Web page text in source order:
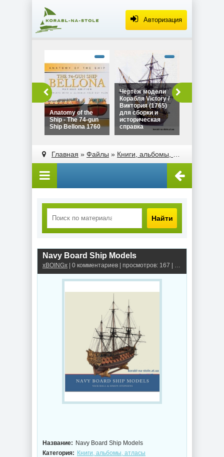
Авторизация
Ship - The 74-gun
Ship Bellona 1760"
height="180">
Anatomy of the
Ship - The 74-gun
Ship Bellona 1760
Виктория (1765)
для сборки и
width="320"
Чертёж модели
Корабля Victory /
Виктория (1765)
для сборки и
историческая
справка
width="320"
Главная » Файлы » Книги, альбомы, атласы
Найти
Navy Board Ship Models
xBOINGx | 0 комментариев | просмотров: 167 | Книги, альбомы,
Название: Navy Board Ship Models
Категория: Книги, альбомы, атласы